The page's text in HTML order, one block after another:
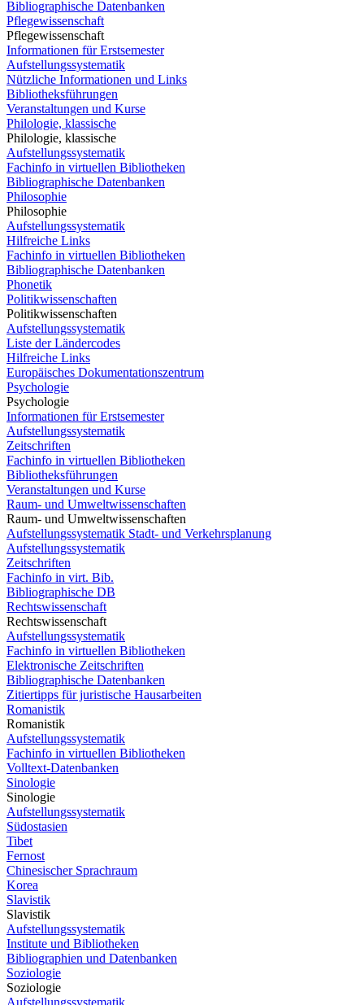
Bibliographische Datenbanken
Pflegewissenschaft
Pflegewissenschaft
Informationen für Erstsemester
Aufstellungssystematik
Nützliche Informationen und Links
Bibliotheksführungen
Veranstaltungen und Kurse
Philologie, klassische
Philologie, klassische
Aufstellungssystematik
Fachinfo in virtuellen Bibliotheken
Bibliographische Datenbanken
Philosophie
Philosophie
Aufstellungssystematik
Hilfreiche Links
Fachinfo in virtuellen Bibliotheken
Bibliographische Datenbanken
Phonetik
Politikwissenschaften
Politikwissenschaften
Aufstellungssystematik
Liste der Ländercodes
Hilfreiche Links
Europäisches Dokumentationszentrum
Psychologie
Psychologie
Informationen für Erstsemester
Aufstellungssystematik
Zeitschriften
Fachinfo in virtuellen Bibliotheken
Bibliotheksführungen
Veranstaltungen und Kurse
Raum- und Umweltwissenschaften
Raum- und Umweltwissenschaften
Aufstellungssystematik Stadt- und Verkehrsplanung
Aufstellungssystematik
Zeitschriften
Fachinfo in virt. Bib.
Bibliographische DB
Rechtswissenschaft
Rechtswissenschaft
Aufstellungssystematik
Fachinfo in virtuellen Bibliotheken
Elektronische Zeitschriften
Bibliographische Datenbanken
Zitiertipps für juristische Hausarbeiten
Romanistik
Romanistik
Aufstellungssystematik
Fachinfo in virtuellen Bibliotheken
Volltext-Datenbanken
Sinologie
Sinologie
Aufstellungssystematik
Südostasien
Tibet
Fernost
Chinesischer Sprachraum
Korea
Slavistik
Slavistik
Aufstellungssystematik
Institute und Bibliotheken
Bibliographien und Datenbanken
Soziologie
Soziologie
Aufstellungssystematik